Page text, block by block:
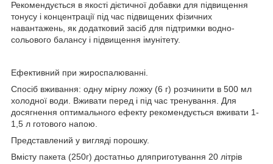
Рекомендується в якості дієтичної добавки для підвищення
тонусу і концентрації під час підвищених фізичних
навантажень, як додатковий засіб для підтримки водно-
сольового балансу і підвищення імунітету.
Ефективний при жироспалюванні.
Спосіб вживання: одну мірну ложку (6 г) розчинити в 500 мл
холодної води. Вживати перед і під час тренування. Для
досягнення оптимального ефекту рекомендується вживати 1-
1,5 л готового напою.
Представлений у вигляді порошку.
Вмісту пакета (250г) достатньо дляприготування 20 літрів